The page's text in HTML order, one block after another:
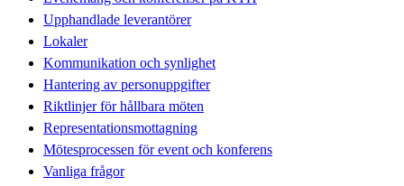
Upphandlade leverantörer
Lokaler
Kommunikation och synlighet
Hantering av personuppgifter
Riktlinjer för hållbara möten
Representationsmottagning
Mötesprocessen för event och konferens
Vanliga frågor